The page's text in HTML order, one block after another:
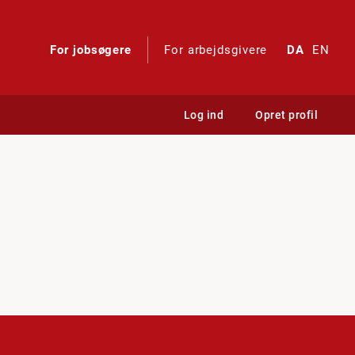
For jobsøgere For arbejdsgivere DA EN
Log ind Opret profil